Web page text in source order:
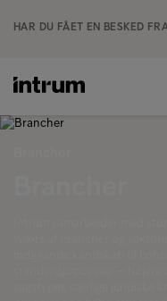
HAR DU FÅET EN BESKED